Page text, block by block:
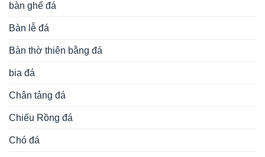
bàn ghế đá
Bàn lễ đá
Bàn thờ thiên bằng đá
bia đá
Chân tảng đá
Chiếu Rồng đá
Chó đá